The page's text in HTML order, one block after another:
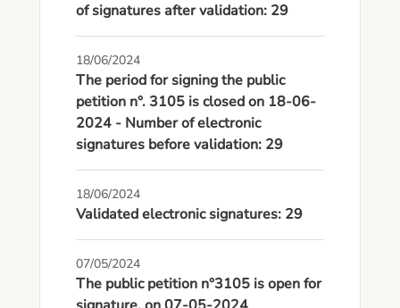
of signatures after validation: 29
18/06/2024
The period for signing the public
petition n°. 3105 is closed on 18-06-
2024 - Number of electronic
signatures before validation: 29
18/06/2024
Validated electronic signatures: 29
07/05/2024
The public petition n°3105 is open for